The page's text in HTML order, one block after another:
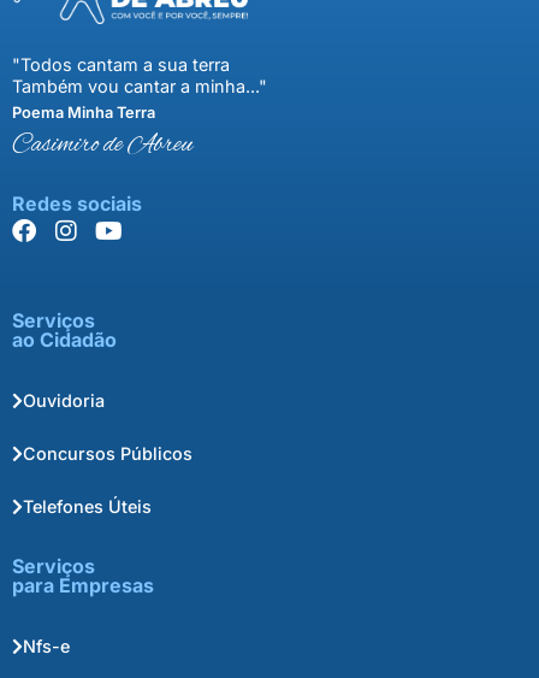
"Todos cantam a sua terra
Também vou cantar a minha..."
Poema Minha Terra
Casimiro de Abreu
Redes sociais
Serviços
ao Cidadão
Ouvidoria
Concursos Públicos
Telefones Úteis
Serviços
para Empresas
Nfs-e